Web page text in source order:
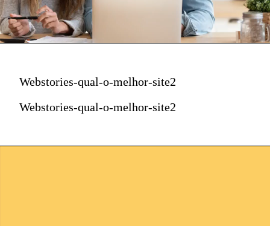
Webstories-qual-o-melhor-site2
Webstories-qual-o-melhor-site2